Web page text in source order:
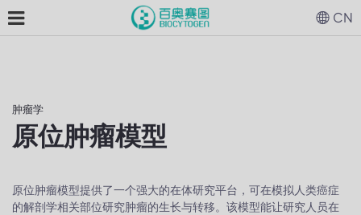
肿瘤学
原位肿瘤模型
原位肿瘤模型提供了一个强大的在体研究平台，可在模拟人类癌症
的解剖学相关部位研究肿瘤的生长与转移。该模型能让研究人员在
CN